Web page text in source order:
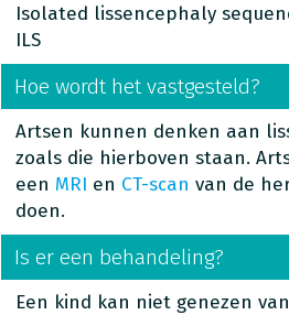
Isolated lissencephaly
ILS
Hoe wordt het vastgesteld?
Artsen kunnen denken aan
zoals die hierboven staan.
een MRI en CT-scan van de
doen.
Is er een behandeling?
Een kind kan niet genezen